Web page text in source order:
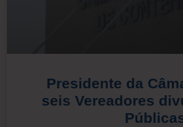
Presidente da
seis Vereadores